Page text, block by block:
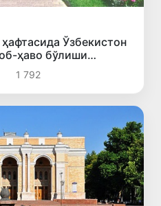
Ўзбекистон
ҳаво бўлиши
1 792